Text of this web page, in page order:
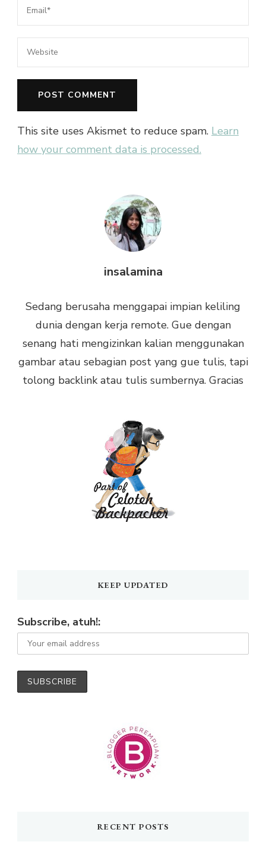
This site uses Akismet to reduce spam. Learn
how your comment data is processed.
insalamina
Sedang berusaha menggapai impian keliling
dunia dengan kerja remote. Gue dengan
senang hati mengizinkan kalian menggunakan
gambar atau sebagian post yang gue tulis, tapi
tolong backlink atau tulis sumbernya. Gracias
KEEP UPDATED
Subscribe, atuh!:
RECENT POSTS